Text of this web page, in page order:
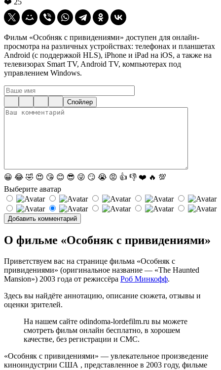
❤️ 25
Фильм «Особняк с привидениями» доступен для онлайн-
просмотра на различных устройствах: телефонах и планшетах
Android (с поддержкой HLS), iPhone и iPad на iOS, а также на
телевизорах Smart TV, Android TV, компьютерах под
управлением Windows.
Спойлер
😀 😂 🤣 😍 😘 😊 😎 😜 😏 😭 😡 👍 👎 ❤️ 🔥 💯
Выберите аватар
О фильме «Особняк с привидениями»
Приветствуем вас на странице фильма «Особняк с
привидениями» (оригинальное название — «The Haunted
Mansion») 2003 года от режиссёра Роб Минкофф.
Здесь вы найдёте аннотацию, описание сюжета, отзывы и
оценки зрителей.
На нашем сайте odindoma-lordefilm.ru вы можете
смотреть фильм онлайн бесплатно, в хорошем
качестве, без регистрации и СМС.
«Особняк с привидениями» — увлекательное произведение
киноиндустрии США , представленное в 2003 году, фильме